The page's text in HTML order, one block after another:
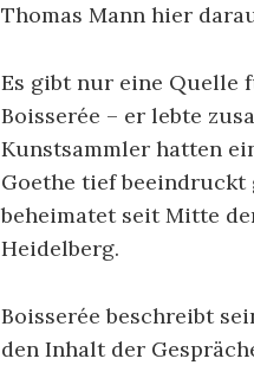
Thomas Mann hier
Es gibt nur eine Quelle
Boisserée – er lebte
Kunstsammler hatten
Goethe tief beeindruckt
beheimatet seit Mitte
Heidelberg.
Boisserée beschreibt
den Inhalt der